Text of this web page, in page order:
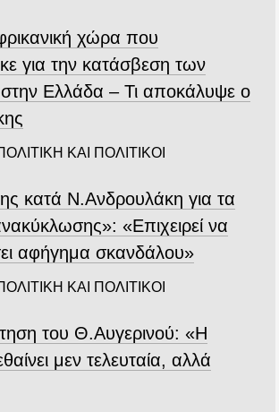
χώρα που
για την κατάσβεση των
Ελλάδα – Τι αποκάλυψε ο
ΚΑΙ ΠΟΛΙΤΙΚΟΙ
κατά Ν.Ανδρουλάκη για τα
«Επιχειρεί να
αφήγημα σκανδάλου»
ΚΑΙ ΠΟΛΙΤΙΚΟΙ
του Θ.Αυγερινού: «Η
μεν τελευταία, αλλά